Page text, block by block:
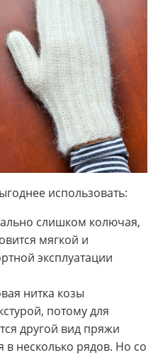
использовать:
слишком колючая,
мягкой и
эксплуатации
нитка козы
потому для
другой вид пряжи
в несколько рядов. Но со